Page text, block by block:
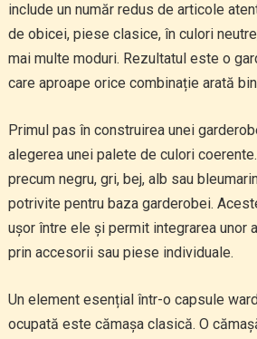
include un număr redus de articole
de obicei, piese clasice, în culori
mai multe moduri. Rezultatul este o
care aproape orice combinație arată
Primul pas în construirea unei
alegerea unei palete de culori
precum negru, gri, bej, alb sau
potrivite pentru baza garderobei.
ușor între ele și permit integrarea unor
prin accesorii sau piese individuale.
Un element esențial într-o capsule
ocupată este cămașa clasică. O